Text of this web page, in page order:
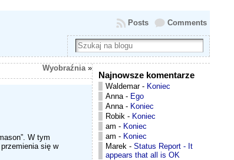
Comments
Posts
Wyobraźnia»
W tym
się w
Najnowsze komentarze
Waldemar- Koniec
Anna- Ego
Anna- Koniec
Robik - Koniec
am - Koniec
am - Koniec
Marek -Status Report - It
appears that all is OK